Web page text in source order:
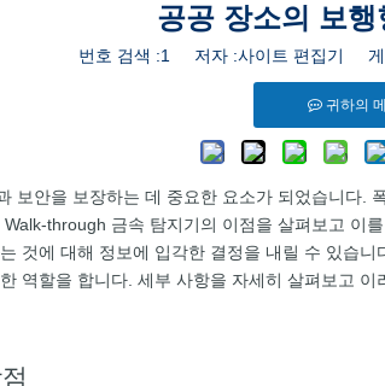
공공 장소의 보행
번호 검색 :1 저자 :사이트 편집기
귀하의
보안을 보장하는 데 중요한 요소가 되었습니다
through 금속 탐지기의 이점을 살펴보고
것에 대해 정보에 입각한 결정을 내릴 수 있습
역할을 합니다. 세부 사항을 자세히 살펴보고